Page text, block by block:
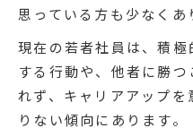
思っている方も少なくあ
現在の若者社員は、積
する行動や、他者に勝
れず、キャリアアップ
りない傾向にあります。